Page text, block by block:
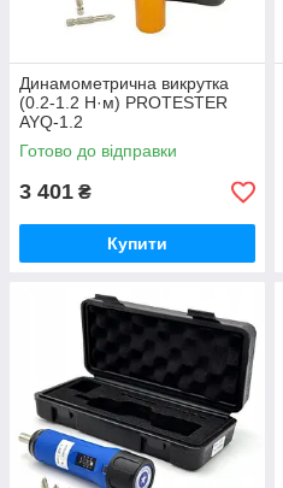
Динамометрична викрутка
(0.2-1.2 Н·м) PROTESTER
AYQ-1.2
Готово до відправки
3 401 ₴
Купити